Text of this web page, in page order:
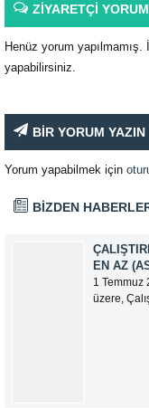
ZİYARETÇİ
Henüz yorum yapılmamış.
yapabilirsiniz.
BİR YORUM YAZIN
Yorum yapabilmek için
BİZDEN
EN AZ
1 Temmuz
üzere,